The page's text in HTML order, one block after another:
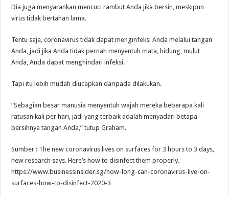
Dia juga menyarankan mencuci rambut Anda jika bersin, meskipun
virus tidak bertahan lama.
Tentu saja, coronavirus tidak dapat menginfeksi Anda melalui tangan
Anda, jadi jika Anda tidak pernah menyentuh mata, hidung, mulut
Anda, Anda dapat menghindari infeksi.
Tapi itu lebih mudah diucapkan daripada dilakukan.
“Sebagian besar manusia menyentuh wajah mereka beberapa kali
ratusan kali per hari, jadi yang terbaik adalah menyadari betapa
bersihnya tangan Anda,” tutup Graham.
Sumber : The new coronavirus lives on surfaces for 3 hours to 3 days,
new research says. Here’s how to disinfect them properly.
https://www.businessinsider.sg/how-long-can-coronavirus-live-on-
surfaces-how-to-disinfect-2020-3